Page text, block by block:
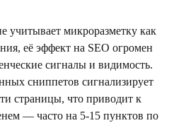
учитывает микроразметку как
её эффект на SEO огромен
сигналы и видимость.
сниппетов сигнализирует
страницы, что приводит к
— часто на 5-15 пунктов по